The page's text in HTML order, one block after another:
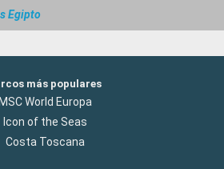
Egipto
más populares
MSC World Europa
Icon of the Seas
Costa Toscana